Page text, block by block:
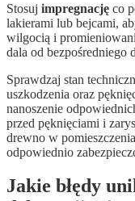
Stosuj impregnację co
lakierami lub bejcami,
wilgocią i
dala od bezpośredniego
Sprawdzaj stan
uszkodzenia oraz
nanoszenie
przed pęknięciami i
drewno w
odpowiednio
Jakie błędy